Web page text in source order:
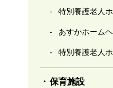
特別養護老人
あすかホーム
特別養護老人
保育施設